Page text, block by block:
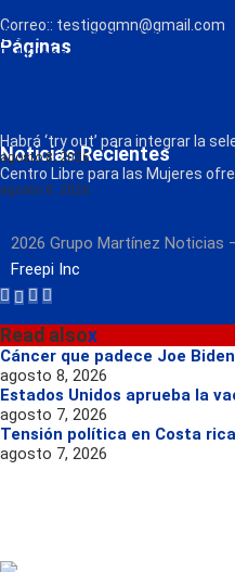
Correo:: testigogmn@gmail.com
Páginas
¡Descarga nuestra App!
FM Globo
Radio
Noticias Recientes
Habrá ‘try out’ para integrar la
agosto 8, 2026
Centro Libre para las Mujeres
agosto 8, 2026
2026 Grupo Martínez Noticias
Freepi Inc
Read alsox
Cáncer que padece Joe
agosto 8, 2026
Estados Unidos aprueba la
agosto 7, 2026
Tensión política en Costa
agosto 7, 2026